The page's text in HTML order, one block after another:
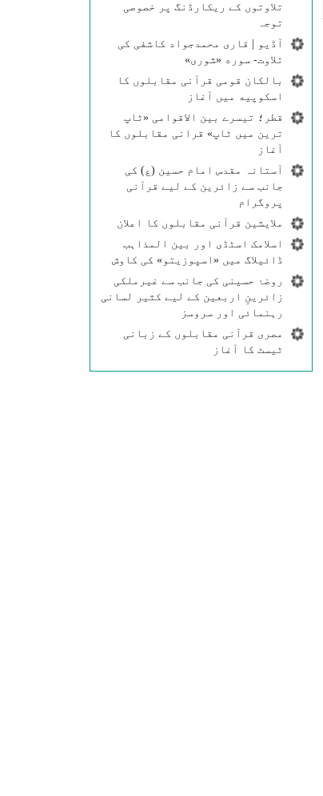
تلاوتوں کے ریکارڈنگ پر خصوصی
توجہ
آڈیو | قاری محمدجواد کاشفی کی
تلاوت- سوره‌‌ «شوری»
بالکان قومی قرآنی مقابلوں کا
اسکوپیه میں آغاز
قطر؛ تیسرے بین الاقوامی «ٹاپ
ترین میں ٹاپ» قرانی مقابلوں کا
آغاز
آستانہ مقدس امام حسین (ع) کی
جانب سے زائرین کے لیے قرآنی
پروگرام
ملایشین قرآنی مقابلوں کا اعلان
اسلامک اسٹڈی اور بین المذاہب
ڈائیلاگ میں «اسپوزیتو» کی کاوش
روضۂ حسینی کی جانب سے غیرملکی
زائرینِ اربعین کے لیے کثیر لسانی
رہنمائی اور سروسز
مصری قرآنی مقابلوں کے زبانی
ٹیسٹ کا آغاز